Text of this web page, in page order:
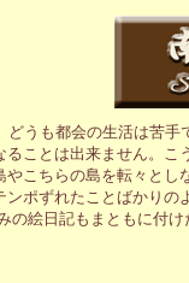
うも都会の生活は苦
ことは出来ません。
こちらの島を転々と
ポずれたことばかり
の絵日記もまともに付